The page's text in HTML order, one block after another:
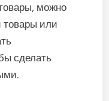
можно
товары или
сделать